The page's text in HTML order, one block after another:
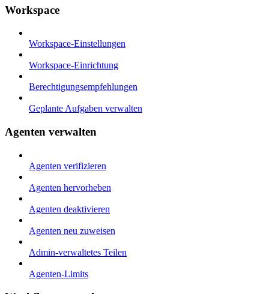
Workspace
Workspace-Einstellungen
Workspace-Einrichtung
Berechtigungsempfehlungen
Geplante Aufgaben verwalten
Agenten verwalten
Agenten verifizieren
Agenten hervorheben
Agenten deaktivieren
Agenten neu zuweisen
Admin-verwaltetes Teilen
Agenten-Limits